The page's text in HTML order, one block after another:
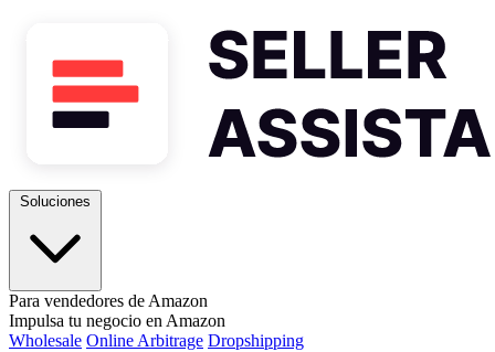
Para vendedores de Amazon
Impulsa tu negocio en Amazon
Wholesale Online Arbitrage Dropshipping